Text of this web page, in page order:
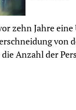
zehn Jahre
von
Anzahl der